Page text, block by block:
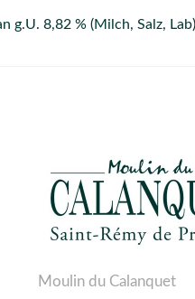
g.U. 8,82 % (Milch, Salz,
Moulin du Calanquet